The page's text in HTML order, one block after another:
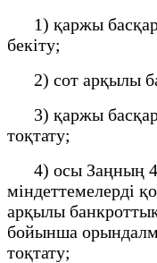
1) қаржы
бекіту;
2) сот арқылы
3) қаржы
тоқтату;
4) осы Заңның
міндеттемелерді
арқылы
бойынша
тоқтату;